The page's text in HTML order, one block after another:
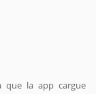
que la app cargue